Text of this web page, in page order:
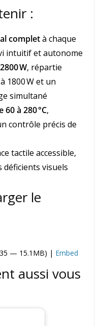
:
completà chaque
intuitif et autonome
W, répartie
1800 W et un
simultané
à 280 °C,
contrôle précis de
tactile accessible,
déficients visuels
le
— 15.1MB) | Embed
aussi vous